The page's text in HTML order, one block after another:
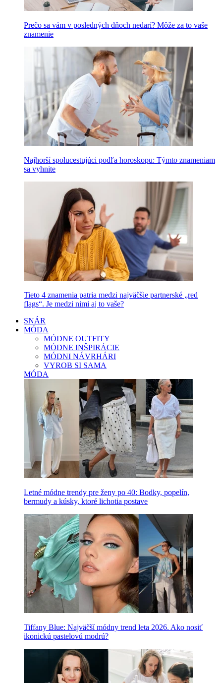
Prečo sa vám v posledných dňoch nedarí? Môže za to vaše
znamenie
Najhorší spolucestujúci podľa horoskopu: Týmto znameniam
sa vyhnite
Tieto 4 znamenia patria medzi najväčšie partnerské „red
flags“. Je medzi nimi aj to vaše?
SNÁR
MÓDA
MÓDNE OUTFITY
MÓDNE INŠPIRÁCIE
MÓDNI NÁVRHÁRI
VYROB SI SAMA
MÓDA
Letné módne trendy pre ženy po 40: Bodky, popelín,
bermudy a kúsky, ktoré lichotia postave
Tiffany Blue: Najväčší módny trend leta 2026. Ako nosiť
ikonickú pastelovú modrú?